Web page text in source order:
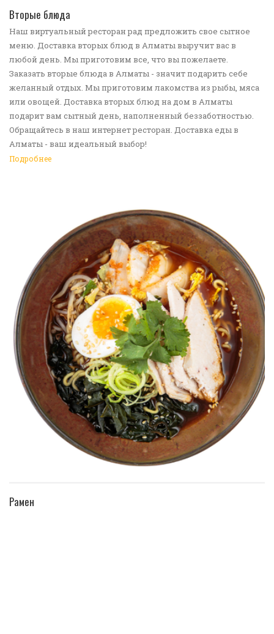
Вторые блюда
Наш виртуальный ресторан рад предложить свое сытное
меню. Доставка вторых блюд в Алматы выручит вас в
любой день. Мы приготовим все, что вы пожелаете.
Заказать вторые блюда в Алматы - значит подарить себе
желанный отдых. Мы приготовим лакомства из рыбы, мяса
или овощей. Доставка вторых блюд на дом в Алматы
подарит вам сытный день, наполненный беззаботностью.
Обращайтесь в наш интернет ресторан. Доставка еды в
Алматы - ваш идеальный выбор!
Подробнее
Рамен